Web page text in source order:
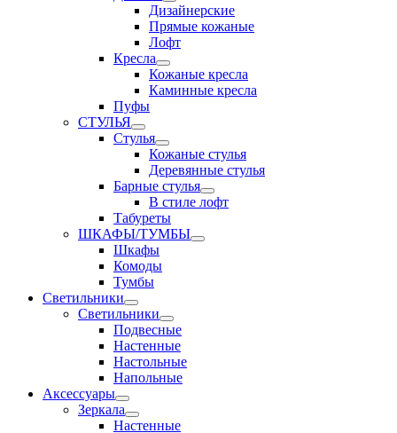
Дизайнерские
Прямые кожаные
Лофт
Кресла
Кожаные кресла
Каминные кресла
Пуфы
СТУЛЬЯ
Стулья
Кожаные стулья
Деревянные стулья
Барные стулья
В стиле лофт
Табуреты
ШКАФЫ/ТУМБЫ
Шкафы
Комоды
Тумбы
Светильники
Светильники
Подвесные
Настенные
Настольные
Напольные
Аксессуары
Зеркала
Настенные